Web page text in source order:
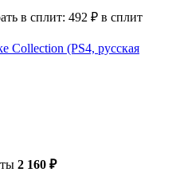
в сплит: 492 ₽ в сплит
Collection (PS4, русская
2 160 ₽